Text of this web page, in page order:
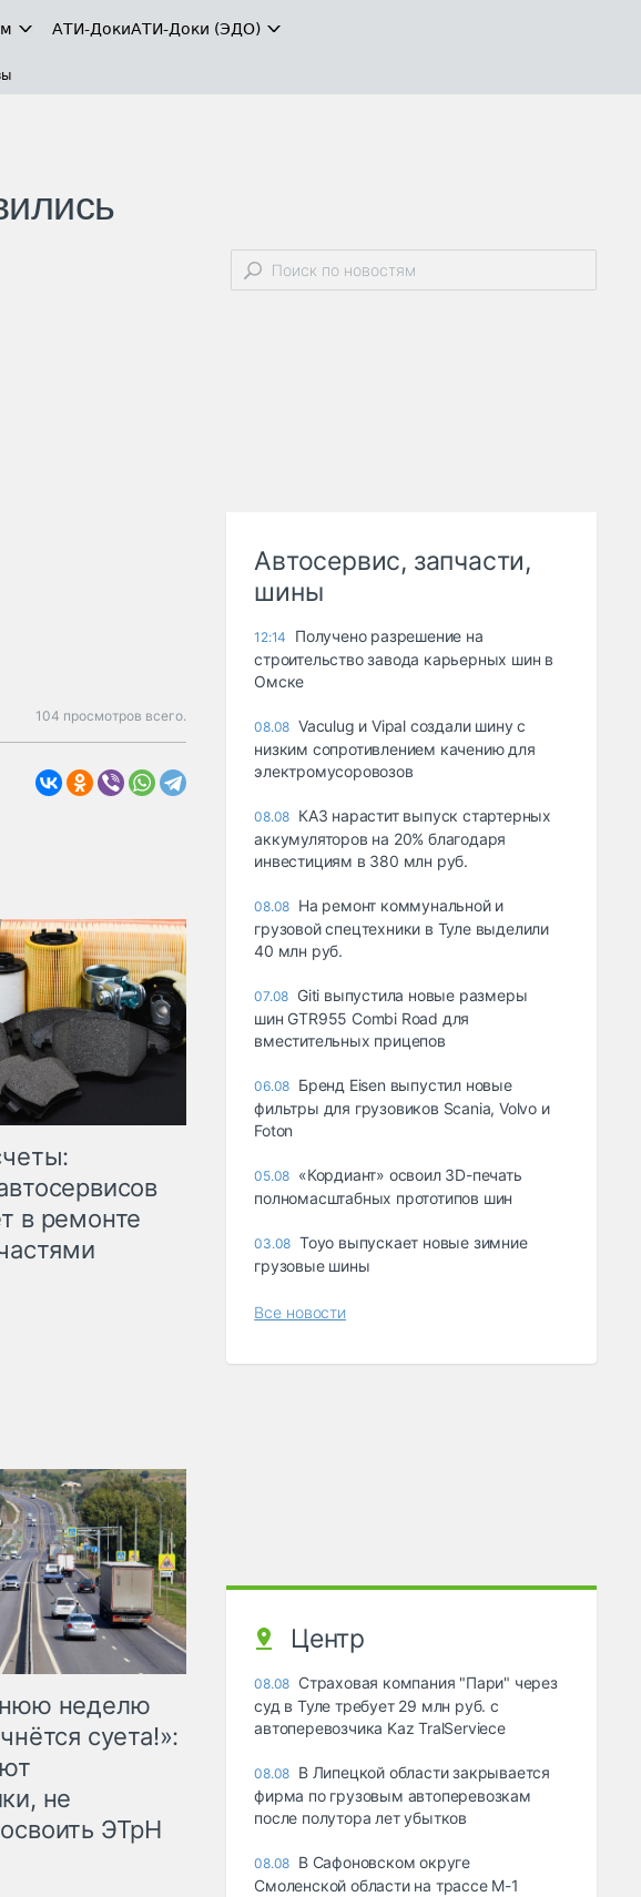
АТИ-ДокиАТИ-Доки (ЭДО)
104 просмотров всего.
в ремонте
неделю
суета!»:
не
ЭТрН
Автосервис, запчасти,
шины
12:14
Получено разрешение на
строительство завода карьерных шин в
Омске
08.08 Vaculug и Vipal создали шину с
низким сопротивлением качению для
электромусоровозов
08.08 КАЗ нарастит выпуск стартерных
аккумуляторов на 20% благодаря
инвестициям в 380 млн руб.
08.08 На ремонт коммунальной и
грузовой спецтехники в Туле выделили
40 млн руб.
07.08 Giti выпустила новые размеры
шин GTR955 Combi Road для
вместительных прицепов
06.08 Бренд Eisen выпустил новые
фильтры для грузовиков Scania, Volvo и
Foton
05.08 «Кордиант» освоил 3D-печать
полномасштабных прототипов шин
03.08 Toyo выпускает новые зимние
грузовые шины
Все новости
Центр
08.08 Страховая компания "Пари" через
суд в Туле требует 29 млн руб. с
автоперевозчика Kaz TralServiece
08.08 В Липецкой области закрывается
фирма по грузовым автоперевозкам
после полутора лет убытков
08.08 В Сафоновском округе
Смоленской области на трассе М-1